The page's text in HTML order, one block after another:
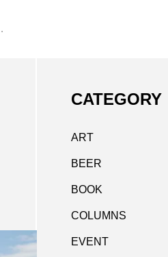
CATEGORY
ART
BEER
BOOK
COLUMNS
EVENT